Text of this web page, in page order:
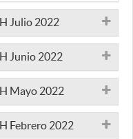
Julio 2022
Junio 2022
Mayo 2022
Febrero 2022